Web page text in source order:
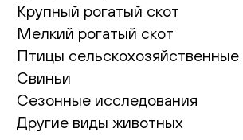
Крупный рогатый скот
Мелкий рогатый скот
Птицы сельскохозяйственные
Свиньи
Сезонные исследования
Другие виды животных